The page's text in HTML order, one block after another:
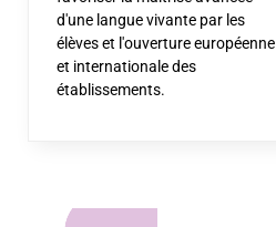
d'une langue vivante par les
élèves et l'ouverture européenne
et internationale des
établissements.